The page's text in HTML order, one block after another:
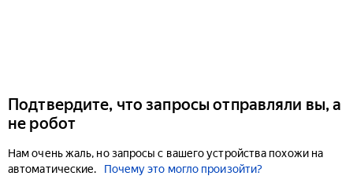
Подтвердите, что запросы отправляли вы, а
не робот
Нам очень жаль, но запросы с вашего устройства похожи на
автоматические.
Почему это могло произойти?